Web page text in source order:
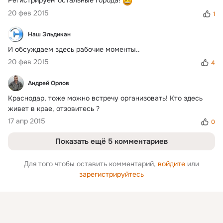
20 фев 2015
1
Наш Эльдикан
И обсуждаем здесь рабочие моменты..
20 фев 2015
4
Андрей Орлов
Краснодар, тоже можно встречу организовать! Кто здесь
живет в крае, отзовитесь ?
17 апр 2015
0
Показать ещё 5 комментариев
Для того чтобы оставить комментарий, войдите или
зарегистрируйтесь